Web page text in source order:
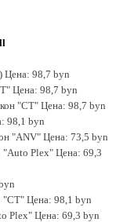
Цена: 98,7 byn
Цена: 98,7 byn
"CT" Цена: 98,7 byn
98,1 byn
"ANV" Цена: 73,5 byn
"Auto Plex" Цена: 69,3
"CT" Цена: 98,1 byn
Plex" Цена: 69,3 byn